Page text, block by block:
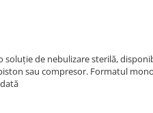
soluție de nebulizare sterilă,
sau compresor. Formatul